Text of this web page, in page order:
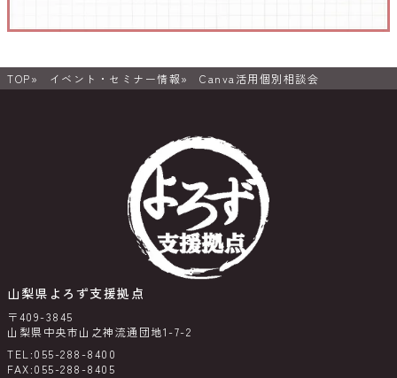
TOP イベント・セミナー情報 Canva活用個別相談会
山梨県よろず支援拠点
〒409-3845
山梨県中央市山之神流通団地1-7-2
TEL:055-288-8400
FAX:055-288-8405